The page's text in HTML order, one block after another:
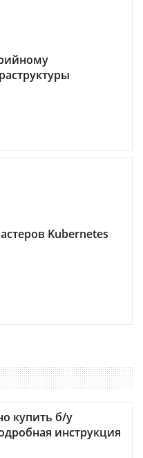
Kubernetes
купить б/у
инструкция